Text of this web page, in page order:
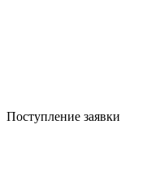
Поступление заявки